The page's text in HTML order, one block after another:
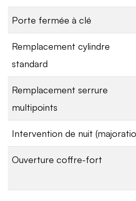
Porte fermée à clé
Remplacement cylindre
standard
Remplacement serrure
multipoints
Intervention de nuit
Ouverture coffre-fort